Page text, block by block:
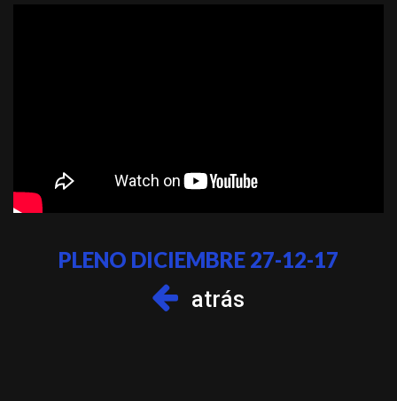
PLENO DICIEMBRE 27-12-17
atrás